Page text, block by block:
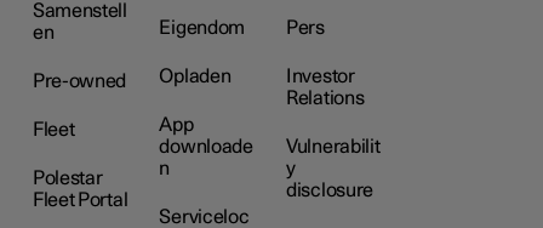
Samenstell
en
Pre-owned
Fleet
Polestar
Fleet Portal
Eigendom
Opladen
App
downloade
n
Serviceloc
Pers
Investor
Relations
Vulnerabilit
y
disclosure